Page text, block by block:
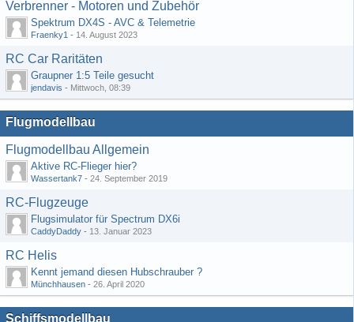
Verbrenner - Motoren und Zubehör
Spektrum DX4S - AVC & Telemetrie
Fraenky1 - 14. August 2023
RC Car Raritäten
Graupner 1:5 Teile gesucht
jendavis - Mittwoch, 08:39
Flugmodellbau
Flugmodellbau Allgemein
Aktive RC-Flieger hier?
Wassertank7 - 24. September 2019
RC-Flugzeuge
Flugsimulator für Spectrum DX6i
CaddyDaddy - 13. Januar 2023
RC Helis
Kennt jemand diesen Hubschrauber ?
Münchhausen - 26. April 2020
Schiffsmodellbau